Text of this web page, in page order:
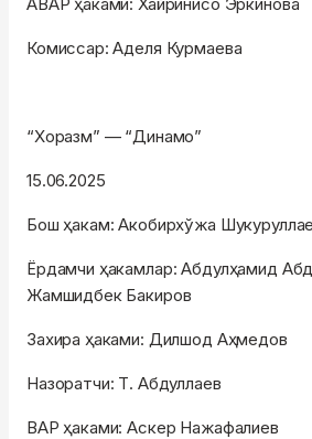
Комиссар: Аделя Курмаева
“Хоразм” — “Динамо”
15.06.2025
Бош ҳакам: Акобирхўжа
Ёрдамчи ҳакамлар: Абдулҳамид
Жамшидбек Бакиров
Захира ҳаками: Дилшод Аҳмедов
Назоратчи: Т. Абдуллаев
ВАР ҳаками: Аскер Нажафалиев